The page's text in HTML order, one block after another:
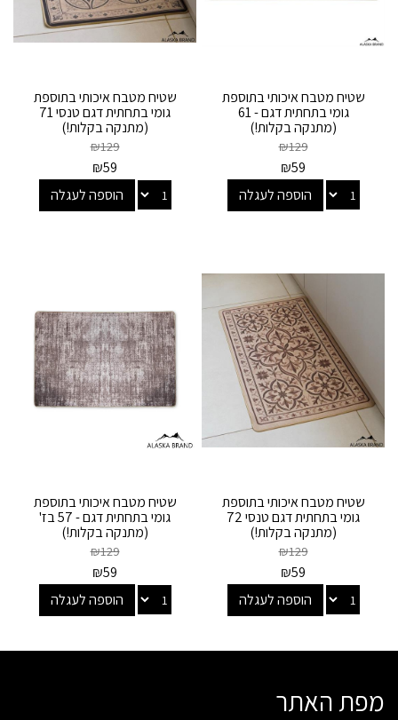
שטיח מטבח איכותי בתוספת
גומי בתחתית דגם - 61
(מתנקה בקלות!)
₪129
₪59
הוספה לעגלה
שטיח מטבח איכותי בתוספת
גומי בתחתית דגם טנסי 71
(מתנקה בקלות!)
₪129
₪59
הוספה לעגלה
שטיח מטבח איכותי בתוספת
גומי בתחתית דגם טנסי 72
(מתנקה בקלות!)
₪129
₪59
הוספה לעגלה
שטיח מטבח איכותי בתוספת
גומי בתחתית דגם - 57 בז'
(מתנקה בקלות!)
₪129
₪59
הוספה לעגלה
מפת האתר